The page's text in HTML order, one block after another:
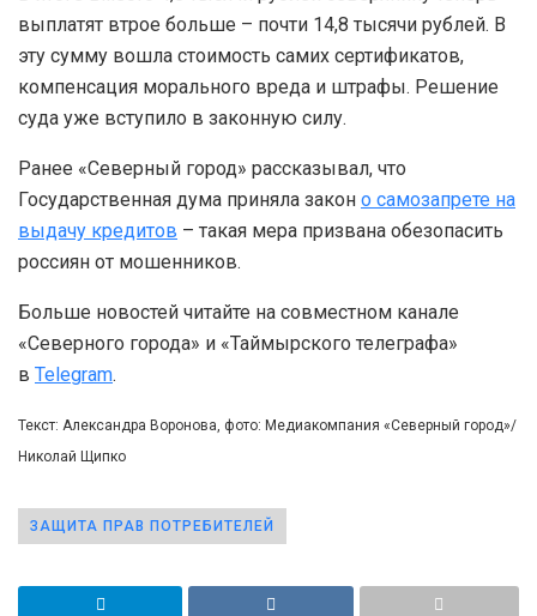
выплатят втрое больше – почти 14,8 тысячи рублей. В
эту сумму вошла стоимость самих сертификатов,
компенсация морального вреда и штрафы. Решение
суда уже вступило в законную силу.
Ранее «Северный город» рассказывал, что
Государственная дума приняла закон о самозапрете на
выдачу кредитов – такая мера призвана обезопасить
россиян от мошенников.
Больше новостей читайте на совместном канале
«Северного города» и «Таймырского телеграфа»
в Telegram.
Текст: Александра Воронова, фото: Медиакомпания «Северный город»/
Николай Щипко
ЗАЩИТА ПРАВ ПОТРЕБИТЕЛЕЙ